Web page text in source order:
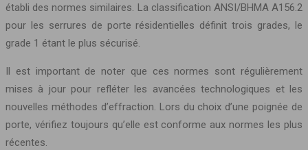
établi des normes similaires. La classification ANSI/BHMA A156.2
pour les serrures de porte résidentielles définit trois grades, le
grade 1 étant le plus sécurisé.
Il est important de noter que ces normes sont régulièrement
mises à jour pour refléter les avancées technologiques et les
nouvelles méthodes d’effraction. Lors du choix d’une poignée de
porte, vérifiez toujours qu’elle est conforme aux normes les plus
récentes.